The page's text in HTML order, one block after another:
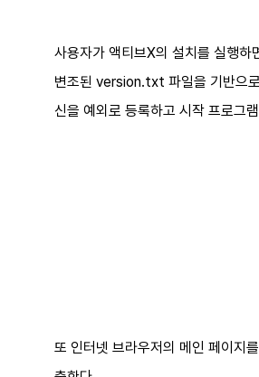
사용자가 액티브X의 설치를 실행
변조된 version.txt 파일을 기반으
신을 예외로 등록하고 시작 프로그
또 인터넷 브라우저의 메인 페이지